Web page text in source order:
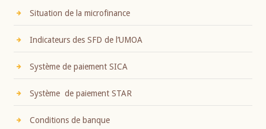
Situation de la microfinance
Indicateurs des SFD de l’UMOA
Système de paiement SICA
Système de paiement STAR
Conditions de banque